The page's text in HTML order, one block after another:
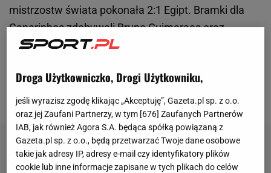
mistrzostw świata pokonała 2:1 Egipt. Bramki dla
Canarinhos zdobywali Bruno Guimaraes oraz
Endrick. Carlo Ancelotti mimo zwycięstwa ma
kontuzją opuścił Wesley Franca. Wiadomo już, że
prawy obrońca nie zagra na mundialu.
Droga Użytkowniczko, Drogi Użytkowniku,
jeśli wyrazisz zgodę klikając „Akceptuję”, Gazeta.pl sp. z o.o.
oraz jej Zaufani Partnerzy, w tym [676] Zaufanych Partnerów
IAB, jak również Agora S.A. będąca spółką powiązaną z
Gazeta.pl sp. z o.o., będą przetwarzać Twoje dane osobowe
takie jak adresy IP, adresy e-mail czy identyfikatory plików
cookie lub inne informacje zapisane w tych plikach do celów